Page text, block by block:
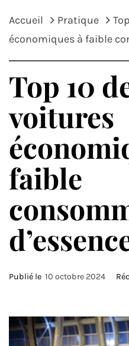
Accueil Pratique
économiques à faible
Top 10
voitures
faible
Publié le 10 octobre 2024